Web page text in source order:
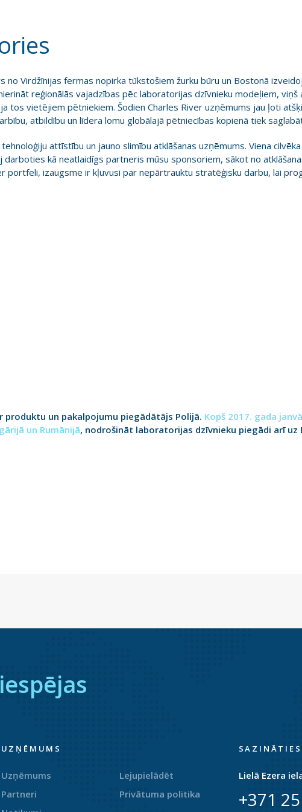
Virdžīnijas fermas nopirka tūkstošiem žurku būru un Bostonā
reģionālās vajadzības pēc laboratorijas dzīvnieku modeļiem, viņš
tos vietējiem pētniekiem. Šodien Charles River uzņēmums jau ļoti
atbildību un līdera lomu globālajā pētniecības kopienā tiek
attīstību un jauno slimību atklāšanas uzņēmums. Viena cilvēka
kā neatlaidīgs partneris mūsu sponsoriem, sākot no
portfeli, izaugsme ir kļuvusi par nepārtrauktu stratēģisku darbu, lai
produktu un pakalpojumu piegādātājs Polijā. Kopš 2017. gada
un Rumānijā, nodrošināt laboratorijas dzīvnieku piegādi arī uz
iespējas
UZŅĒMUMS
Uzņēmums
Partneri
Lejupielādēt
Privātuma politika
SAZINĀTIES
Lielā Ezera
+371